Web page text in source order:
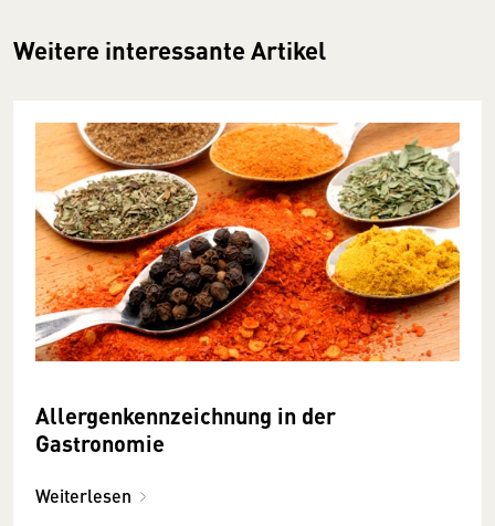
Weitere interessante Artikel
Allergenkennzeichnung in der
Gastronomie
Weiterlesen